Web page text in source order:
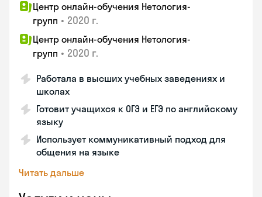
Центр онлайн-обучения Нетология-
групп • 2020 г.
Центр онлайн-обучения Нетология-
групп • 2020 г.
Работала в высших учебных заведениях и
школах
Готовит учащихся к ОГЭ и ЕГЭ по английскому
языку
Использует коммуникативный подход для
общения на языке
Читать дальше